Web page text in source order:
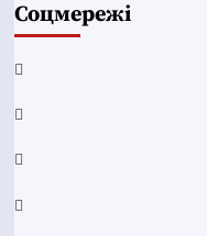
Соцмережі
Facebook
YouTube
Telegram
Instagram